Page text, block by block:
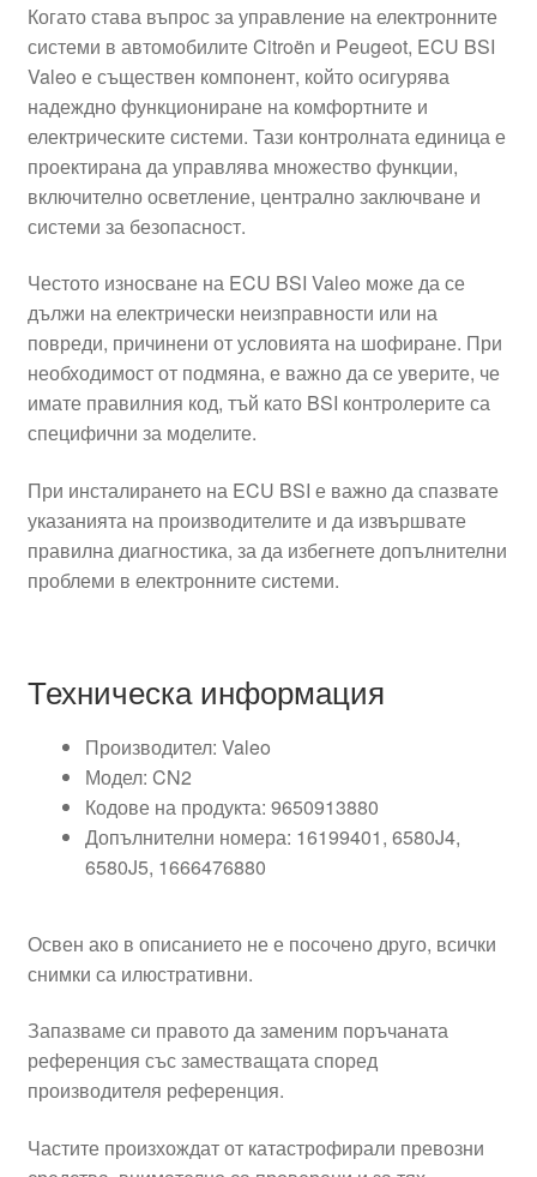
Когато става въпрос за управление на електронните
системи в автомобилите Citroën и Peugeot, ECU BSI
Valeo е съществен компонент, който осигурява
надеждно функциониране на комфортните и
електрическите системи. Тази контролната единица е
проектирана да управлява множество функции,
включително осветление, централно заключване и
системи за безопасност.
Честото износване на ECU BSI Valeo може да се
дължи на електрически неизправности или на
повреди, причинени от условията на шофиране. При
необходимост от подмяна, е важно да се уверите, че
имате правилния код, тъй като BSI контролерите са
специфични за моделите.
При инсталирането на ECU BSI е важно да спазвате
указанията на производителите и да извършвате
правилна диагностика, за да избегнете допълнителни
проблеми в електронните системи.
Техническа информация
Производител: Valeo
Модел: CN2
Кодове на продукта: 9650913880
Допълнителни номера: 16199401, 6580J4,
6580J5, 1666476880
Освен ако в описанието не е посочено друго, всички
снимки са илюстративни.
Запазваме си правото да заменим поръчаната
референция със заместващата според
производителя референция.
Частите произхождат от катастрофирали превозни